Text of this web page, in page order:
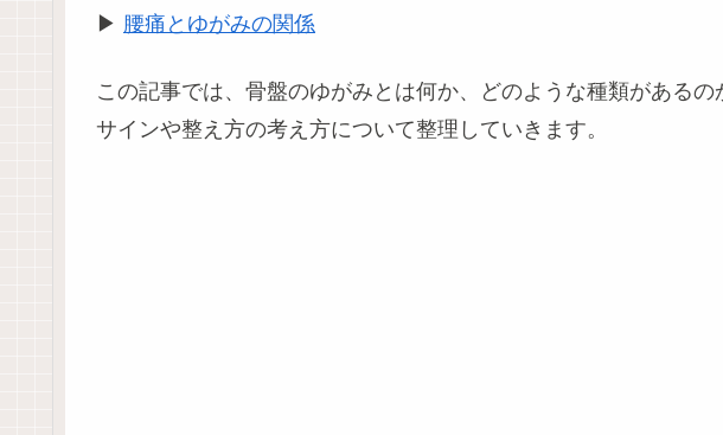
▶ 腰痛とゆがみの関係
この記事では、骨盤のゆがみとは何か、どのような種類がある
サインや整え方の考え方について整理していきます。